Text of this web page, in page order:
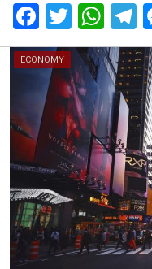
F
a
ce
b
o
o
k
T
wi
tt
er
W
h
at
s
A
p
p
T
e
a
ECONOMY